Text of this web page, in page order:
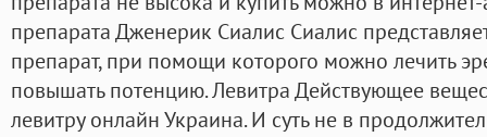
препарата Дженерик Сиалис Сиалис
препарат, при помощи которого можно лечить
повышать потенцию. Левитра Действующее
левитру онлайн Украина. И суть не в